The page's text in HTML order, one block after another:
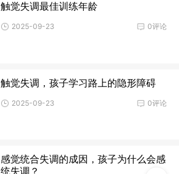
触觉失调最佳训练年龄
0评论
2025-09-23
触觉失调，孩子学习路上的隐形障碍
0评论
2025-09-23
感觉统合失调的成因，孩子为什么会感
统失调？